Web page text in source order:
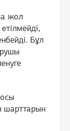
жол
Бұл
шарттарын